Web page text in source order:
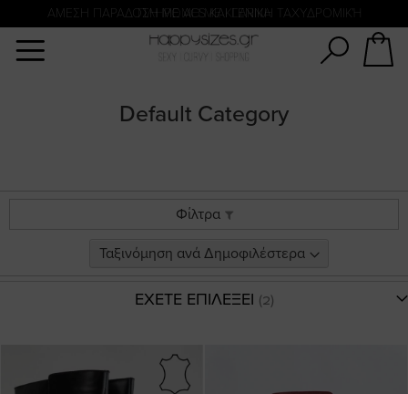
ΠΛΗΡΩΜΗ ΜΕ KLARNA
ΑΜΕΣΗ ΠΑΡΑΔΟΣΗ ΜΕ ACS ΚΑΙ ΓΕΝΙΚΗ ΤΑΧΥΔΡΟΜΙΚΉ
Default Category
Φίλτρα
ΕΧΕΤΕ ΕΠΙΛΕΞΕΙ
Αναζήτηση